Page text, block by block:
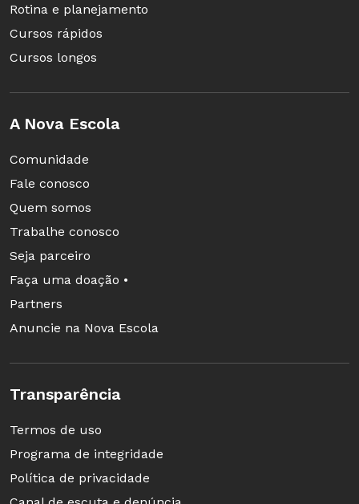
Rotina e planejamento
Cursos rápidos
Cursos longos
A Nova Escola
Comunidade
Fale conosco
Quem somos
Trabalhe conosco
Seja parceiro
Faça uma doação •
Partners
Anuncie na Nova Escola
Transparência
Termos de uso
Programa de integridade
Política de privacidade